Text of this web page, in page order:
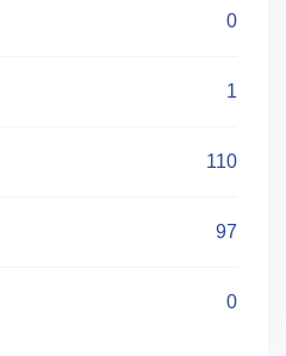
0
1
110
97
0